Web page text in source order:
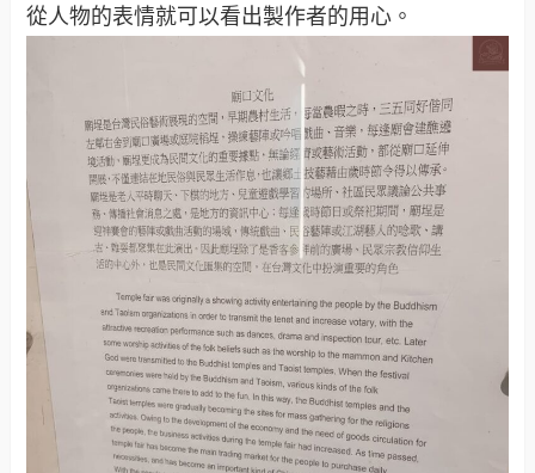
從人物的表情就可以看出製作者的用心。